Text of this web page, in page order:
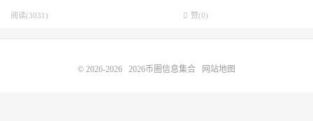
阅读(3031) 赞(0)
© 2026-2026 2026币圈信息集合 网站地图